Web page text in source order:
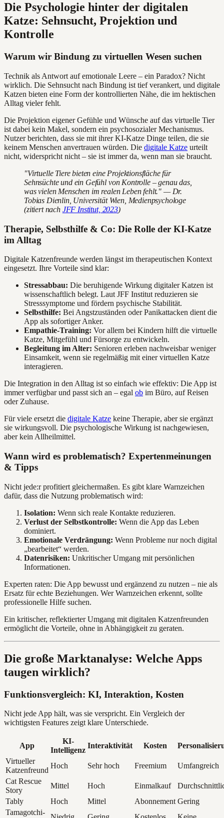
Die Psychologie hinter der digitalen
Katze: Sehnsucht, Projektion und
Kontrolle
Warum wir Bindung zu virtuellen Wesen suchen
Technik als Antwort auf emotionale Leere – ein Paradox? Nicht
wirklich. Die Sehnsucht nach Bindung ist tief verankert, und digitale
Katzen bieten eine Form der kontrollierten Nähe, die im hektischen
Alltag vieler fehlt.
Die Projektion eigener Gefühle und Wünsche auf das virtuelle Tier
ist dabei kein Makel, sondern ein psychosozialer Mechanismus.
Nutzer berichten, dass sie mit ihrer KI-Katze Dinge teilen, die sie
keinem Menschen anvertrauen würden. Die digitale Katze urteilt
nicht, widerspricht nicht – sie ist immer da, wenn man sie braucht.
"Virtuelle Tiere bieten eine Projektionsfläche für
Sehnsüchte und ein Gefühl von Kontrolle – genau das,
was vielen Menschen im realen Leben fehlt." — Dr.
Tobias Dienlin, Universität Wien, Medienpsychologe
(zitiert nach JFF Institut, 2023)
Therapie, Selbsthilfe & Co: Die Rolle der KI-Katze
im Alltag
Digitale Katzenfreunde werden längst im therapeutischen Kontext
eingesetzt. Ihre Vorteile sind klar:
Stressabbau: Die beruhigende Wirkung digitaler Katzen ist
wissenschaftlich belegt. Laut JFF Institut reduzieren sie
Stresssymptome und fördern psychische Stabilität.
Selbsthilfe: Bei Angstzuständen oder Panikattacken dient die
App als sofortiger Anker.
Empathie-Training: Vor allem bei Kindern hilft die virtuelle
Katze, Mitgefühl und Fürsorge zu entwickeln.
Begleitung im Alter: Senioren erleben nachweisbar weniger
Einsamkeit, wenn sie regelmäßig mit einer virtuellen Katze
interagieren.
Die Integration in den Alltag ist so einfach wie effektiv: Die App ist
immer verfügbar und passt sich an – egal ob im Büro, auf Reisen
oder Zuhause.
Für viele ersetzt die digitale Katze keine Therapie, aber sie ergänzt
sie wirkungsvoll. Die psychologische Wirkung ist nachgewiesen,
aber kein Allheilmittel.
Wann wird es problematisch? Expertenmeinungen
& Tipps
Nicht jede:r profitiert gleichermaßen. Es gibt klare Warnzeichen
dafür, dass die Nutzung problematisch wird:
Isolation: Wenn sich reale Kontakte reduzieren.
Verlust der Selbstkontrolle: Wenn die App das Leben
dominiert.
Emotionale Verdrängung: Wenn Probleme nur noch digital
„bearbeitet“ werden.
Datenrisiken: Unkritischer Umgang mit persönlichen
Informationen.
Experten raten: Die App bewusst und ergänzend zu nutzen – nie als
Ersatz für echte Beziehungen. Wer Warnzeichen erkennt, sollte
professionelle Hilfe suchen.
Ein kritischer, reflektierter Umgang mit digitalen Katzenfreunden
ermöglicht die Vorteile, ohne in Abhängigkeit zu geraten.
Die große Marktanalyse: Welche Apps
taugen wirklich?
Funktionsvergleich: KI, Interaktion, Kosten
Nicht jede App hält, was sie verspricht. Ein Vergleich der
wichtigsten Features zeigt klare Unterschiede.
App
KI-
Intelligenz
Interaktivität Kosten
Virtueller
Katzenfreund
Hoch Sehr hoch Freemium
Umfangreich
Cat Rescue
Story
Mittel Hoch Einmalkauf
Tably
Hoch Mittel Abonnement Gering
Tamagotchi-